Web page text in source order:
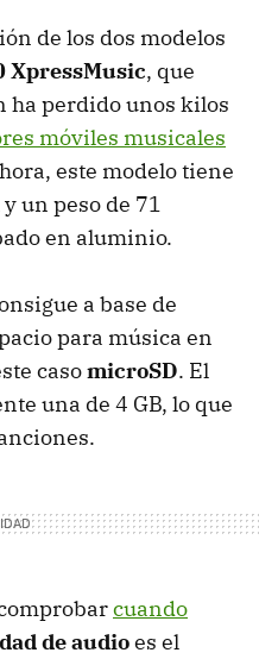
de los dos modelos
XpressMusic, que
ha perdido unos kilos
móviles musicales
este modelo tiene
un peso de 71
en aluminio.
a base de
para música en
casomicroSD. El
una de 4 GB, lo que
cuando
de audioes el